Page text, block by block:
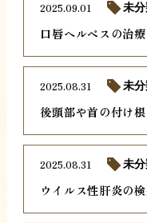
口唇ヘルペスの治
2025.09.01 未
後頭部や首の付け
2025.08.31 未
ウイルス性肝炎の
2025.08.31 未